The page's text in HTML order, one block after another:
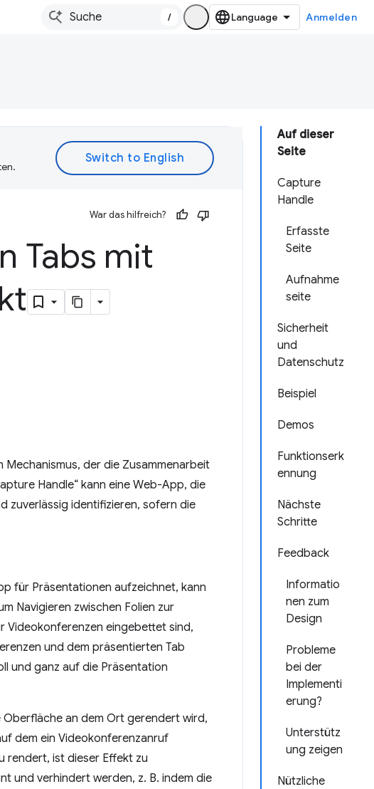
/ Anmelden
Auf dieser
Seite
Capture
Handle
Erfasste
Seite
Aufnahme
seite
Sicherheit
und
Datenschutz
Beispiel
Demos
Funktionserk
ennung
Nächste
Schritte
Feedback
Informatio
nen zum
Design
Probleme
bei der
Implementi
erung?
Unterstütz
ung zeigen
Nützliche
War das hilfreich?
Tabs mit
der die Zusammenarbeit
Handle“ kann eine Web-App, die
zuverlässig identifizieren, sofern die
für Präsentationen aufzeichnet, kann
Navigieren zwischen Folien zur
Videokonferenzen eingebettet sind,
und dem präsentierten Tab
und ganz auf die Präsentation
an dem Ort gerendert wird,
dem ein Videokonferenzanruf
rendert, ist dieser Effekt zu
und verhindert werden, z. B. indem die